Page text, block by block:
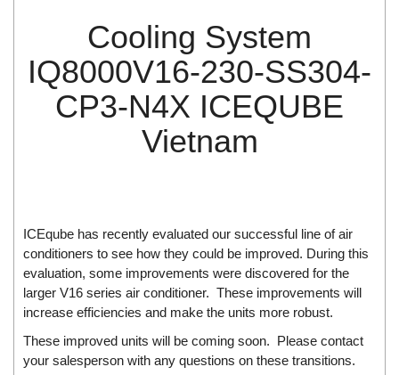
DINA Elektronik
Dinel
Di-Soric
Di-Soric
Dold Vietnam
Dongdo Tech
Donghwa Valve
Dongkun
Dosing Pump
DR. NEUMANN Peltier-Technik
Cooling System
IQ8000V16-230-SS304-
CP3-N4X ICEQUBE
Vietnam
ICEqube has recently evaluated our successful line of air
conditioners to see how they could be improved. During this
evaluation, some improvements were discovered for the
larger V16 series air conditioner. These improvements will
increase efficiencies and make the units more robust.
These improved units will be coming soon. Please contact
your salesperson with any questions on these transitions.